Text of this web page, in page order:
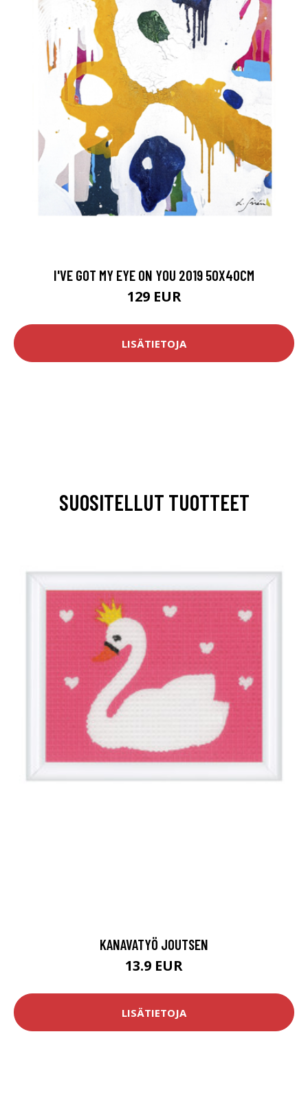
I'VE GOT MY EYE ON YOU 2019 50X40CM
129 EUR
LISÄTIETOJA
SUOSITELLUT TUOTTEET
KANAVATYÖ JOUTSEN
13.9 EUR
LISÄTIETOJA